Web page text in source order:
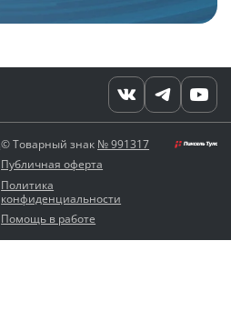
© Товарный знак № 991317
Публичная оферта
Политика
конфиденциальности
Помощь в работе